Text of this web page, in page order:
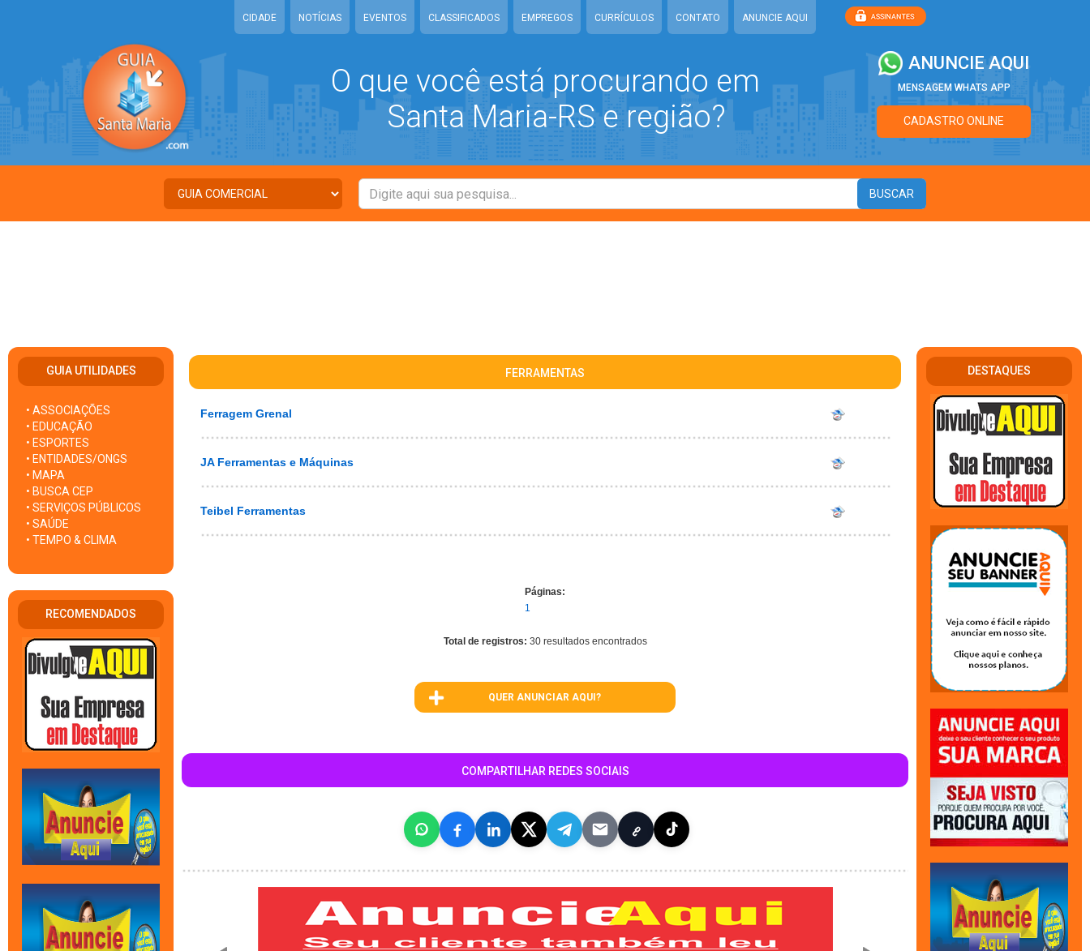
CIDADE NOTÍCIAS EVENTOS CLASSIFICADOS EMPREGOS CURRÍCULOS CONTATO ANUNCIE AQUI
O que você está procurando em
Santa Maria-RS e região?
ANUNCIE AQUI
MENSAGEM WHATS APP
CADASTRO ONLINE
GUIA UTILIDADES
• ASSOCIAÇÕES
• EDUCAÇÃO
• ESPORTES
• ENTIDADES/ONGS
• MAPA
• BUSCA CEP
• SERVIÇOS PÚBLICOS
• SAÚDE
• TEMPO & CLIMA
RECOMENDADOS
FERRAMENTAS
Ferragem Grenal
JA Ferramentas e Máquinas
Teibel Ferramentas
Páginas:
1
Total de registros: 30 resultados encontrados
QUER ANUNCIAR AQUI?
COMPARTILHAR REDES SOCIAIS
DESTAQUES